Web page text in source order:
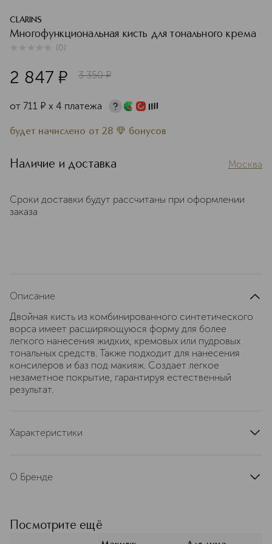
CLARINS
Многофункциональная кисть для тонального крема
(0)
2 847 ¤ 3 350 ¤
от 711 ¤ х 4 платежа
будет начислено от 28 бонусов
Наличие и доставка Москва
Сроки доставки будут рассчитаны при оформлении
заказа
Описание
Двойная кисть из комбинированного синтетического
ворса имеет расширяющуюся форму для более
легкого нанесения жидких, кремовых или пудровых
тональных средств. Также подходит для нанесения
консилеров и баз под макияж. Создает легкое
незаметное покрытие, гарантируя естественный
результат.
Характеристики
тип продукта
кисть, кисть, кисть
О Бренде
ухода класса люкс в Европе. С
момента основания в 1954 году
Посмотрите ещё